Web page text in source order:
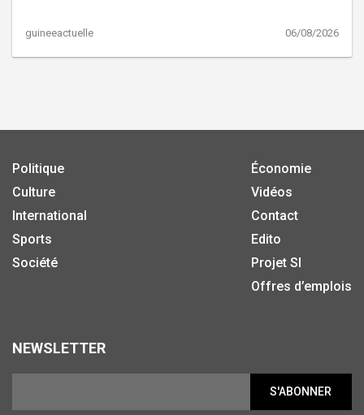
guineeactuelle 06/08/2026
Politique
Culture
International
Sports
Société
Économie
Vidéos
Contact
Edito
Projet SI
Offres d’emplois
NEWSLETTER
S'ABONNER